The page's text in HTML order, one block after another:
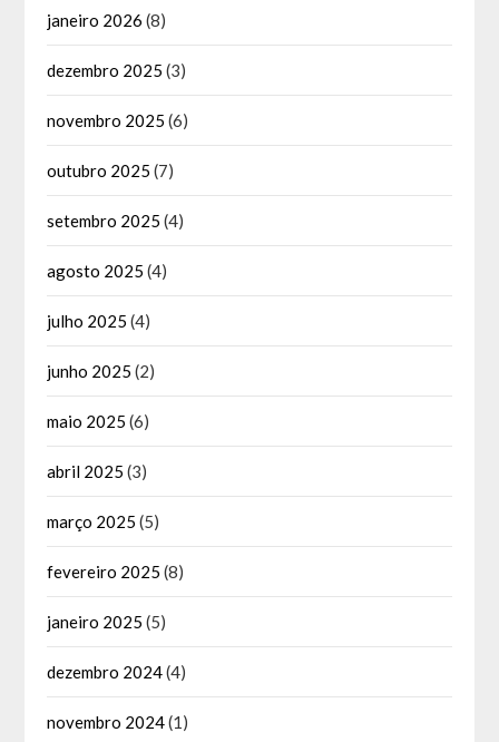
janeiro 2026 (8)
dezembro 2025 (3)
novembro 2025 (6)
outubro 2025 (7)
setembro 2025 (4)
agosto 2025 (4)
julho 2025 (4)
junho 2025 (2)
maio 2025 (6)
abril 2025 (3)
março 2025 (5)
fevereiro 2025 (8)
janeiro 2025 (5)
dezembro 2024(4)
novembro 2024(1)